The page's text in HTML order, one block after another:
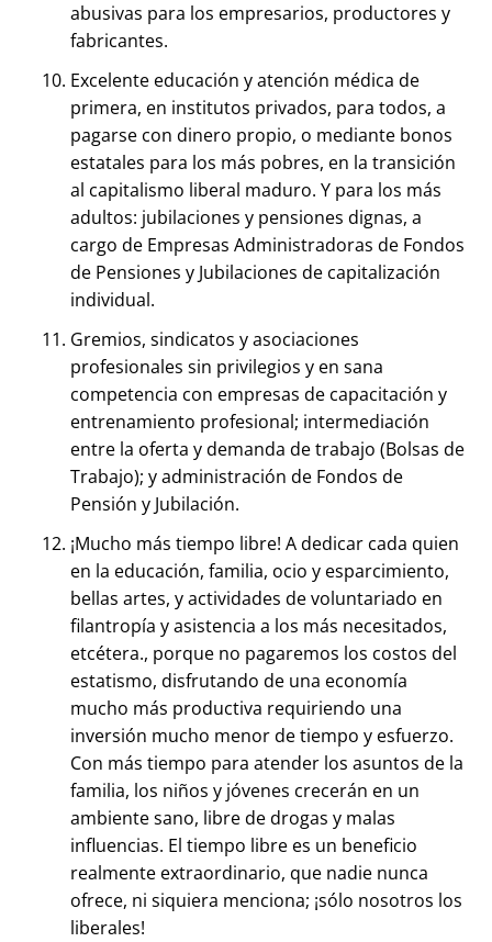
abusivas para los empresarios, productores y
fabricantes.
Excelente educación y atención médica de
primera, en institutos privados, para todos, a
pagarse con dinero propio, o mediante bonos
estatales para los más pobres, en la transición
al capitalismo liberal maduro. Y para los más
adultos: jubilaciones y pensiones dignas, a
cargo de Empresas Administradoras de Fondos
de Pensiones y Jubilaciones de capitalización
individual.
Gremios, sindicatos y asociaciones
profesionales sin privilegios y en sana
competencia con empresas de capacitación y
entrenamiento profesional; intermediación
entre la oferta y demanda de trabajo (Bolsas de
Trabajo); y administración de Fondos de
Pensión y Jubilación.
¡Mucho más tiempo libre! A dedicar cada quien
en la educación, familia, ocio y esparcimiento,
bellas artes, y actividades de voluntariado en
filantropía y asistencia a los más necesitados,
etcétera., porque no pagaremos los costos del
estatismo, disfrutando de una economía
mucho más productiva requiriendo una
inversión mucho menor de tiempo y esfuerzo.
Con más tiempo para atender los asuntos de la
familia, los niños y jóvenes crecerán en un
ambiente sano, libre de drogas y malas
influencias. El tiempo libre es un beneficio
realmente extraordinario, que nadie nunca
ofrece, ni siquiera menciona; ¡sólo nosotros los
liberales!